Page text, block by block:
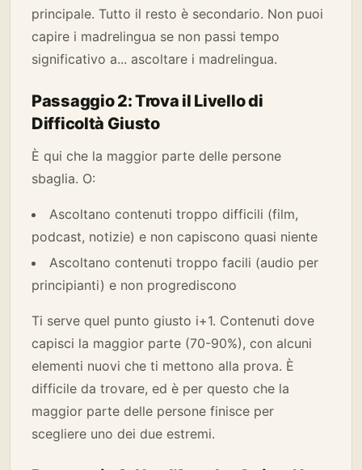
principale. Tutto il resto è secondario. Non puoi
capire i madrelingua se non passi tempo
significativo a... ascoltare i madrelingua.
Passaggio 2: Trova il Livello di
Difficoltà Giusto
È qui che la maggior parte delle persone
sbaglia. O:
Ascoltano contenuti troppo difficili (film,
podcast, notizie) e non capiscono quasi niente
Ascoltano contenuti troppo facili (audio per
principianti) e non progrediscono
Ti serve quel punto giusto i+1. Contenuti dove
capisci la maggior parte (70-90%), con alcuni
elementi nuovi che ti mettono alla prova. È
difficile da trovare, ed è per questo che la
maggior parte delle persone finisce per
scegliere uno dei due estremi.